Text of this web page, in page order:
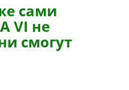
сами
VI не
смогут